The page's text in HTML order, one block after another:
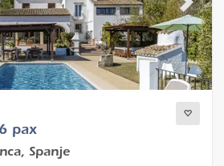
Next
pax
Spanje